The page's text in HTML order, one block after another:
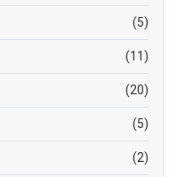
(5)
(11)
(20)
(5)
(2)